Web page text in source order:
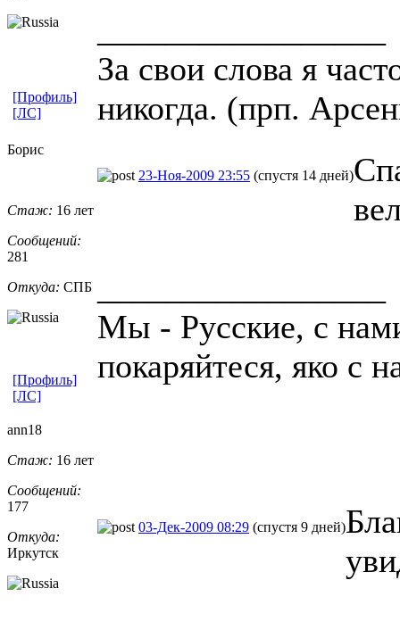
За свои слова я
никогда. (прп.
[Профиль]
[ЛС]
Борис
Стаж: 16 лет
Сообщений:
281
Откуда: СПБ
23-Ноя-2009 23:55 (спустя 14 дней)
Мы - Русские, с
покаряйтеся, яко с
[Профиль]
[ЛС]
ann18
Стаж: 16 лет
Сообщений:
177
Откуда:
Иркутск
03-Дек-2009 08:29 (спустя 9 дней)